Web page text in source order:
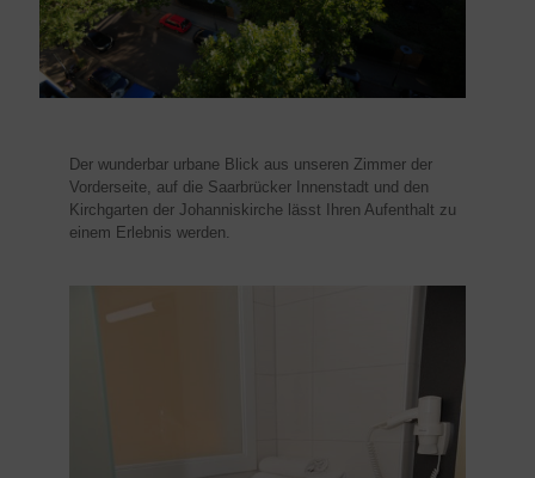
Der wunderbar urbane Blick aus unseren Zimmer der
Vorderseite, auf die Saarbrücker Innenstadt und den
Kirchgarten der Johanniskirche lässt Ihren Aufenthalt zu
einem Erlebnis werden.